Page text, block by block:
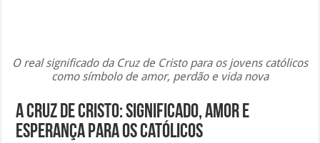
O real significado da Cruz de Cristo para os jovens católicos
como símbolo de amor, perdão e vida nova
A Cruz de Cristo: Significado, Amor e
Esperança para os Católicos